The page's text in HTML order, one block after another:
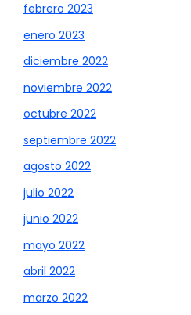
febrero 2023
enero 2023
diciembre 2022
noviembre 2022
octubre 2022
septiembre 2022
agosto 2022
julio 2022
junio 2022
mayo 2022
abril 2022
marzo 2022